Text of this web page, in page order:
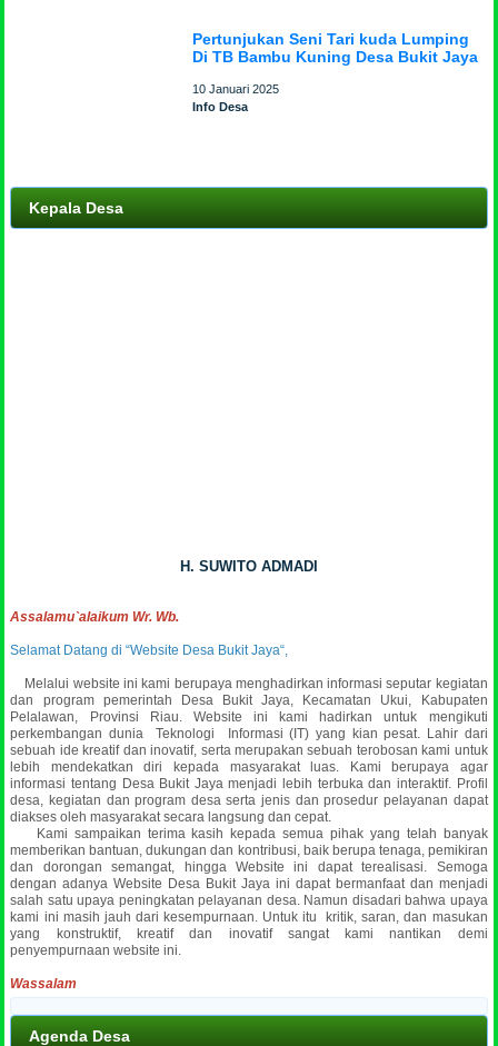
Pertunjukan Seni Tari kuda Lumping
Di TB Bambu Kuning Desa Bukit Jaya
10 Januari 2025
Info Desa
Kepala Desa
H. SUWITO ADMADI
Assalamu`alaikum Wr. Wb.
Selamat Datang di “Website Desa Bukit Jaya“,
Melalui website ini kami berupaya menghadirkan informasi seputar kegiatan
dan program pemerintah Desa Bukit Jaya, Kecamatan Ukui, Kabupaten
Pelalawan, Provinsi Riau. Website ini kami hadirkan untuk mengikuti
perkembangan dunia Teknologi Informasi (IT) yang kian pesat. Lahir dari
sebuah ide kreatif dan inovatif, serta merupakan sebuah terobosan kami untuk
lebih mendekatkan diri kepada masyarakat luas.
Kami berupaya agar
informasi tentang Desa Bukit Jaya menjadi lebih terbuka dan interaktif. Profil
desa, kegiatan dan program desa serta jenis dan prosedur pelayanan dapat
diakses oleh masyarakat secara langsung dan cepat.
Kami sampaikan terima kasih kepada semua pihak yang telah banyak
memberikan bantuan, dukungan dan kontribusi, baik berupa tenaga, pemikiran
dan dorongan semangat, hingga Website ini dapat terealisasi. Semoga
dengan adanya Website Desa Bukit Jaya ini dapat bermanfaat dan menjadi
salah satu upaya peningkatan pelayanan desa. Namun disadari bahwa upaya
kami ini masih jauh dari kesempurnaan. Untuk itu kritik, saran, dan masukan
yang konstruktif, kreatif dan inovatif sangat kami nantikan demi
penyempurnaan website ini.
Wassalam
Agenda Desa